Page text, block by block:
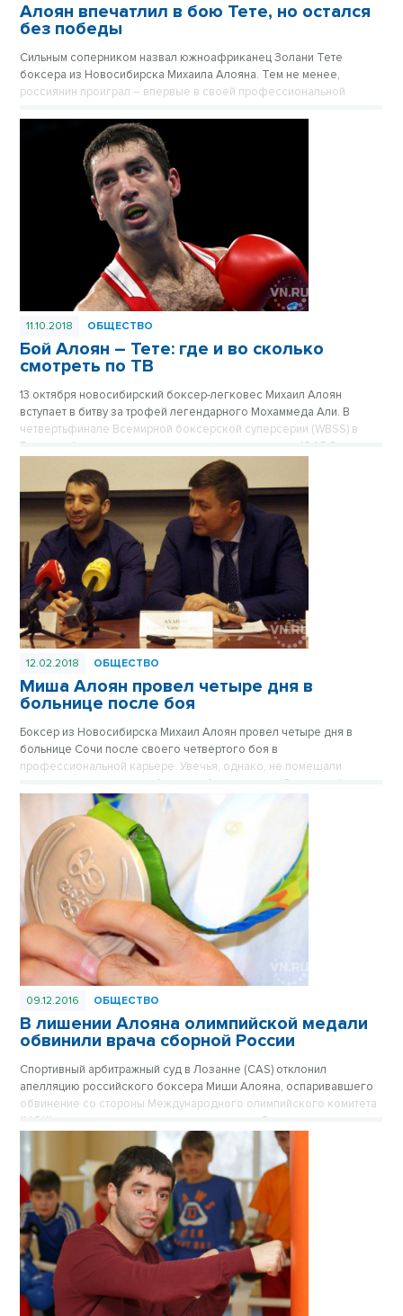
Алоян впечатлил в бою Тете, но остался
без победы
Сильным соперником назвал южноафриканец Золани Тете
боксера из Новосибирска Михаила Алояна. Тем не менее,
россиянин проиграл – впервые в своей профессиональной
11.10.2018 ОБЩЕСТВО
Бой Алоян – Тете: где и во сколько
смотреть по ТВ
13 октября новосибирский боксер-легковес Михаил Алоян
вступает в битву за трофей легендарного Мохаммеда Али. В
четвертьфинале Всемирной боксерской суперсерии (WBSS) в
Екатеринбурге он скрестит кулаки с нокаутером из ЮАР Золани
Тете. Бой покажет телеканал «Матч ТВ». По новосибирскому
времени трансляция начнется в ночь на 14 октября, а именно в
01.55 (21.55 по Москве).
12.02.2018 ОБЩЕСТВО
Миша Алоян провел четыре дня в
больнице после боя
Боксер из Новосибирска Михаил Алоян провел четыре дня в
больнице Сочи после своего четвертого боя в
профессиональной карьере. Увечья, однако, не помешали
россиянину одержать победу над Александром Эспиносой из
Никарагуа раздельным решением судей. Теперь наш земляк
рассчитывает провести поединок в столице Сибири.
09.12.2016 ОБЩЕСТВО
В лишении Алояна олимпийской медали
обвинили врача сборной России
Спортивный арбитражный суд в Лозанне (CAS) отклонил
апелляцию российского боксера Миши Алояна, оспаривавшего
обвинение со стороны Международного олимпийского комитета
(МОК) в нарушении антидопинговых правил. Это значит, что
спортсмен из Новосибирска лишен серебряной медали, которую
он завоевал на олимпиаде в Рио.